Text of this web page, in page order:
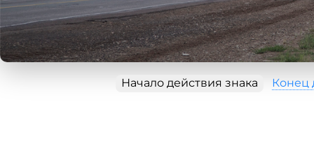
Начало действия знака Конец